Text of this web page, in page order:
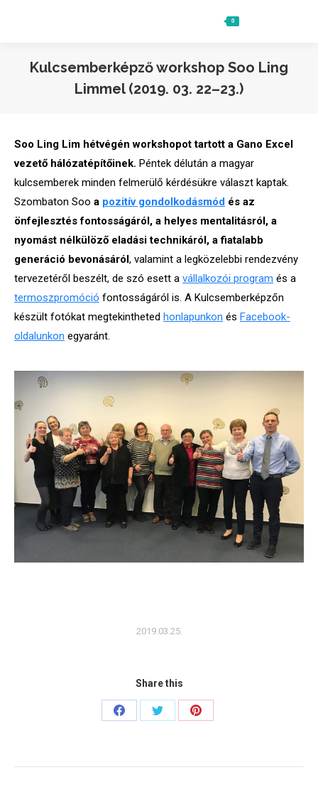
0
Kulcsemberképző workshop Soo Ling
Limmel (2019. 03. 22–23.)
Soo Ling Lim hétvégén workshopot tartott a Gano Excel
vezető hálózatépítőinek. Péntek délután a magyar
kulcsemberek minden felmerülő kérdésükre választ kaptak.
Szombaton Soo a pozitív gondolkodásmód és az
önfejlesztés fontosságáról, a helyes mentalitásról, a
nyomást nélkülöző eladási technikáról, a fiatalabb
generáció bevonásáról, valamint a legközelebbi rendezvény
tervezetéről beszélt, de szó esett a vállalkozói program és a
termoszpromóció fontosságáról is. A Kulcsemberképzőn
készült fotókat megtekintheted honlapunkon és Facebook-
oldalunkon egyaránt.
2019.03.25.
Share this
Share
Share
Share